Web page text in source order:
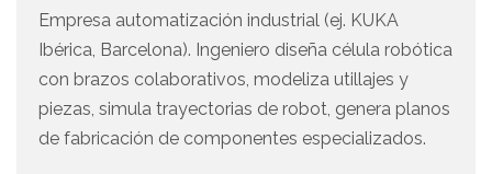
Empresa automatización industrial (ej. KUKA
Ibérica, Barcelona). Ingeniero diseña célula robótica
con brazos colaborativos, modeliza utillajes y
piezas, simula trayectorias de robot, genera planos
de fabricación de componentes especializados.